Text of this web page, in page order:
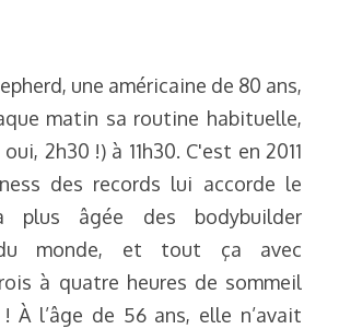
une américaine de 80 ans,
matin sa routine habituelle,
2h30 !) à 11h30. C'est en 2011
des records lui accorde le
âgée des bodybuilder
monde, et tout ça avec
à quatre heures de sommeil
À l’âge de 56 ans, elle n’avait